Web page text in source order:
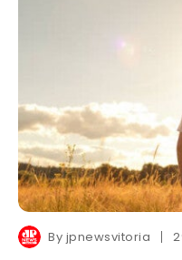
By jpnewsvitoria